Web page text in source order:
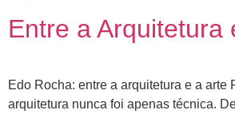
Entre a Arquitetura
Edo Rocha: entre a arquitetura e a arte
arquitetura nunca foi apenas técnica.